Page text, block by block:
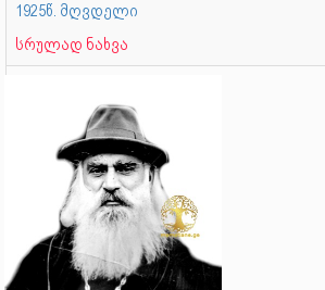
1925წ. მღვდელი
სრულად ნახვა